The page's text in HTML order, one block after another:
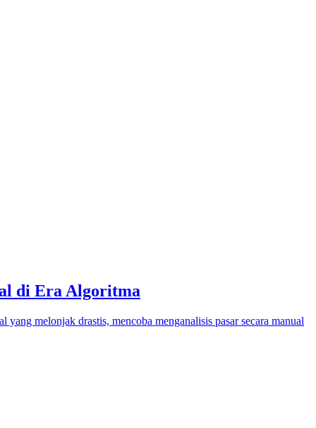
di Era Algoritma
melonjak drastis, mencoba menganalisis pasar secara manual